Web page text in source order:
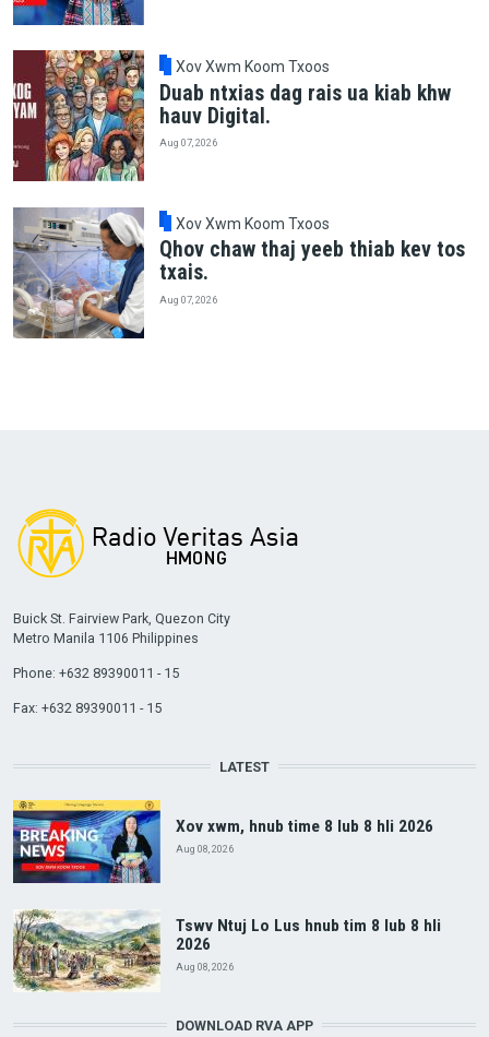
Xov Xwm Koom Txoos
Duab ntxias dag rais ua kiab khw
hauv Digital.
Aug 07, 2026
Xov Xwm Koom Txoos
Qhov chaw thaj yeeb thiab kev tos
txais.
Aug 07, 2026
Buick St. Fairview Park, Quezon City
Metro Manila 1106 Philippines
Phone: +632 89390011 - 15
Fax: +632 89390011 - 15
LATEST
Xov xwm, hnub time 8 lub 8 hli 2026
Aug 08, 2026
Tswv Ntuj Lo Lus hnub tim 8 lub 8 hli
2026
Aug 08, 2026
DOWNLOAD RVA APP